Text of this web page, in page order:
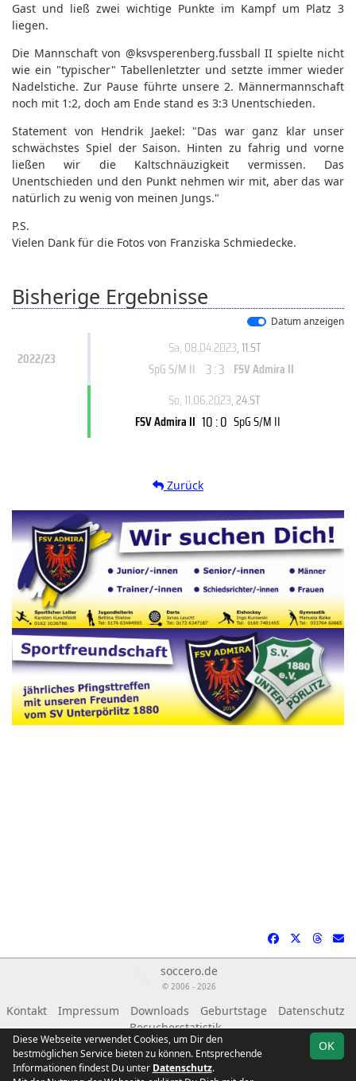
Gast und ließ zwei wichtige Punkte im Kampf um Platz 3
liegen.
Die Mannschaft von @ksvsperenberg.fussball II spielte nicht
wie ein "typischer" Tabellenletzter und setzte immer wieder
Nadelstiche. Zur Pause führte unsere 2. Männermannschaft
noch mit 1:2, doch am Ende stand es 3:3 Unentschieden.
Statement von Hendrik Jaekel: "Das war ganz klar unser
schwächstes Spiel der Saison. Hinten zu fahrig und vorne
ließen wir die Kaltschnäuzigkeit vermissen. Das
Unentschieden und den Punkt nehmen wir mit, aber das war
natürlich zu wenig von meinen Jungs."
P.S.
Vielen Dank für die Fotos von Franziska Schmiedecke.
Bisherige Ergebnisse
Datum anzeigen
2022/23
Sa, 08.04.2023, 11.ST
SpG S/M II 3 : 3 FSV Admira II
So, 11.06.2023, 24.ST
FSV Admira II 10 : 0 SpG S/M II
Zurück
soccero.de
© 2006 - 2026
Kontakt Impressum Downloads Geburtstage
Datenschutz
Besucherstatistik
OK
Diese Webseite verwendet Cookies, um Dir den
bestmöglichen Service bieten zu können. Entsprechende
Informationen findest Du unter Datenschutz.